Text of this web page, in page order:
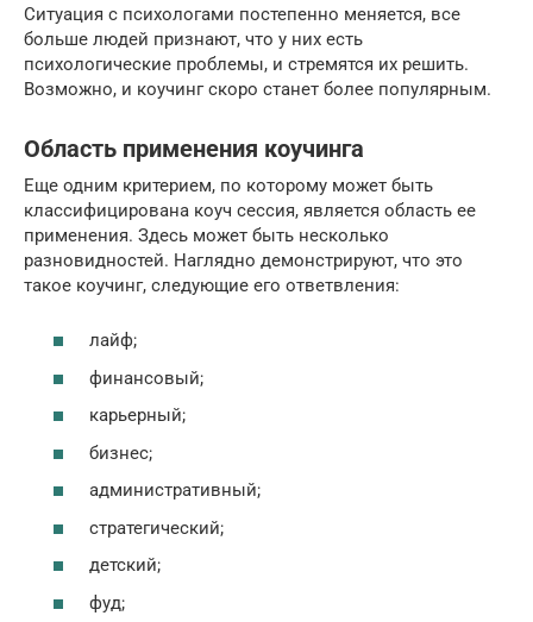
Ситуация с психологами постепенно меняется, все
больше людей признают, что у них есть
психологические проблемы, и стремятся их решить.
Возможно, и коучинг скоро станет более популярным.
Область применения коучинга
Еще одним критерием, по которому может быть
классифицирована коуч сессия, является область ее
применения. Здесь может быть несколько
разновидностей. Наглядно демонстрируют, что это
такое коучинг, следующие его ответвления:
лайф;
финансовый;
карьерный;
бизнес;
административный;
стратегический;
детский;
фуд;